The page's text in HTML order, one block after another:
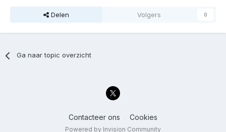
Delen Volgers 0
Ga naar topic overzicht
Contacteer ons Cookies
Powered by Invision Community